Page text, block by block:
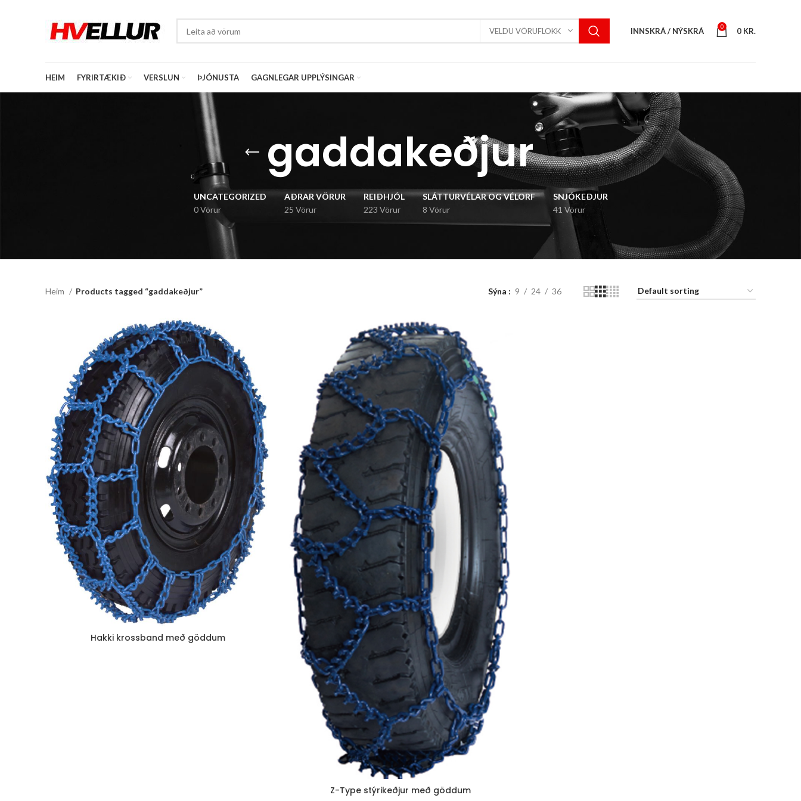
VELDU VÖRUFLOKK INNSKRÁ / NÝSKRÁ 0 0 KR.
HEIM FYRIRTÆKIÐ VERSLUN ÞJÓNUSTA GAGNLEGAR UPPLÝSINGAR
gaddakeðjur
UNCATEGORIZED
0 Vörur
AÐRAR VÖRUR
25 Vörur
REIÐHJÓL
223 Vörur
SLÁTTURVÉLAR OG VÉLORF
8 Vörur
SNJÓKEÐJUR
41 Vörur
Heim Products tagged “gaddakeðjur” Sýna 9 24 36
Hakki krossband með göddum
Z-Type stýrikeðjur með göddum